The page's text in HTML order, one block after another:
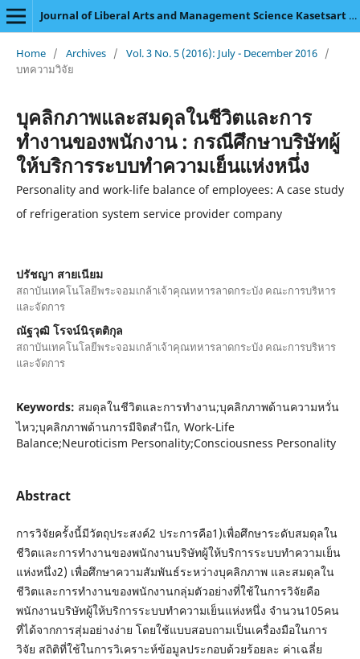
Journal of Liberal Arts and Management Science Kasetsart University
Home / Archives / Vol. 3 No. 5 (2016): July - December 2016 /
บทความวิจัย
บุคลิกภาพและสมดุลในชีวิตและการ
ทำงานของพนักงาน : กรณีศึกษาบริษัทผู้
ให้บริการระบบทำความเย็นแห่งหนึ่ง
Personality and work-life balance of employees: A case study
of refrigeration system service provider company
ปรัชญา สายเนียม
สถาบันเทคโนโลยีพระจอมเกล้าเจ้าคุณทหารลาดกระบัง คณะการบริหาร
และจัดการ
ณัฐวุฒิ โรจน์นิรุตติกุล
สถาบันเทคโนโลยีพระจอมเกล้าเจ้าคุณทหารลาดกระบัง คณะการบริหาร
และจัดการ
Keywords: สมดุลในชีวิตและการทำงาน;บุคลิกภาพด้านความหวั่น
ไหว;บุคลิกภาพด้านการมีจิตสำนึก, Work-Life
Balance;Neuroticism Personality;Consciousness Personality
Abstract
การวิจัยครั้งนี้มีวัตถุประสงค์2 ประการคือ1)เพื่อศึกษาระดับสมดุลใน
ชีวิตและการทำงานของพนักงานบริษัทผู้ให้บริการระบบทำความเย็น
แห่งหนึ่ง2) เพื่อศึกษาความสัมพันธ์ระหว่างบุคลิกภาพ และสมดุลใน
ชีวิตและการทำงานของพนักงานกลุ่มตัวอย่างที่ใช้ในการวิจัยคือ
พนักงานบริษัทผู้ให้บริการระบบทำความเย็นแห่งหนึ่ง จำนวน105คน
ที่ได้จากการสุ่มอย่างง่าย โดยใช้แบบสอบถามเป็นเครื่องมือในการ
วิจัย สถิติที่ใช้ในการวิเคราะห์ข้อมูลประกอบด้วยร้อยละ ค่าเฉลี่ย